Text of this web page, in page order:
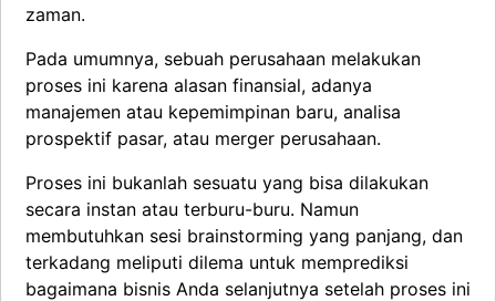
zaman.
Pada umumnya, sebuah perusahaan melakukan
proses ini karena alasan finansial, adanya
manajemen atau kepemimpinan baru, analisa
prospektif pasar, atau merger perusahaan.
Proses ini bukanlah sesuatu yang bisa dilakukan
secara instan atau terburu-buru. Namun
membutuhkan sesi brainstorming yang panjang, dan
terkadang meliputi dilema untuk memprediksi
bagaimana bisnis Anda selanjutnya setelah proses ini